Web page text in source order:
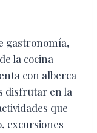
gastronomía,
la cocina
con alberca
disfrutar en la
que
excursiones